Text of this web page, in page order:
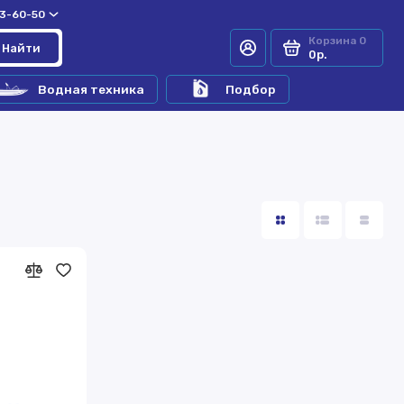
60-50
Найти
Корзина 0
0р.
Водная техника Подбор